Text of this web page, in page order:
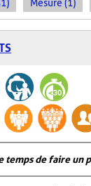
Mesure (1)
temps de faire un